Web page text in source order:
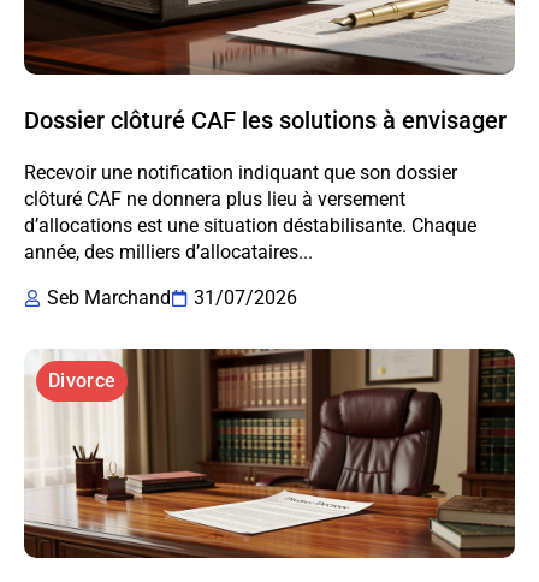
Dossier clôturé CAF les solutions à envisager
Recevoir une notification indiquant que son dossier
clôturé CAF ne donnera plus lieu à versement
d’allocations est une situation déstabilisante. Chaque
année, des milliers d’allocataires...
Seb Marchand
31/07/2026
Divorce